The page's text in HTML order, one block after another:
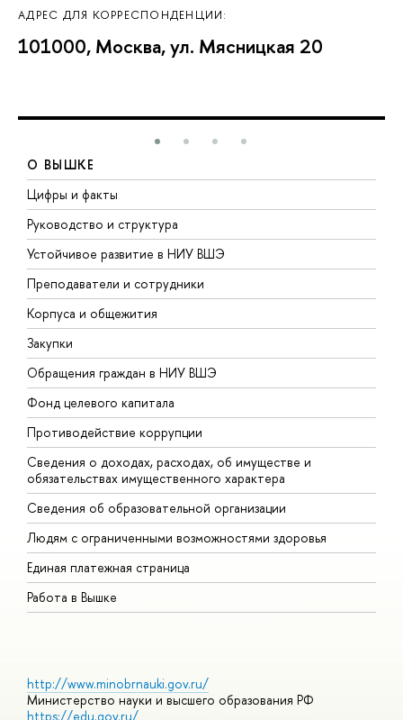
АДРЕС ДЛЯ КОРРЕСПОНДЕНЦИИ:
101000, Москва, ул. Мясницкая 20
О ВЫШКЕ
Цифры и факты
Руководство и структура
Устойчивое развитие в НИУ ВШЭ
Преподаватели и сотрудники
Корпуса и общежития
Закупки
Обращения граждан в НИУ ВШЭ
Фонд целевого капитала
Противодействие коррупции
Сведения о доходах, расходах, об имуществе и
обязательствах имущественного характера
Сведения об образовательной организации
Людям с ограниченными возможностями здоровья
Единая платежная страница
Работа в Вышке
http://www.minobrnauki.gov.ru/
Министерство науки и высшего образования РФ
https://edu.gov.ru/